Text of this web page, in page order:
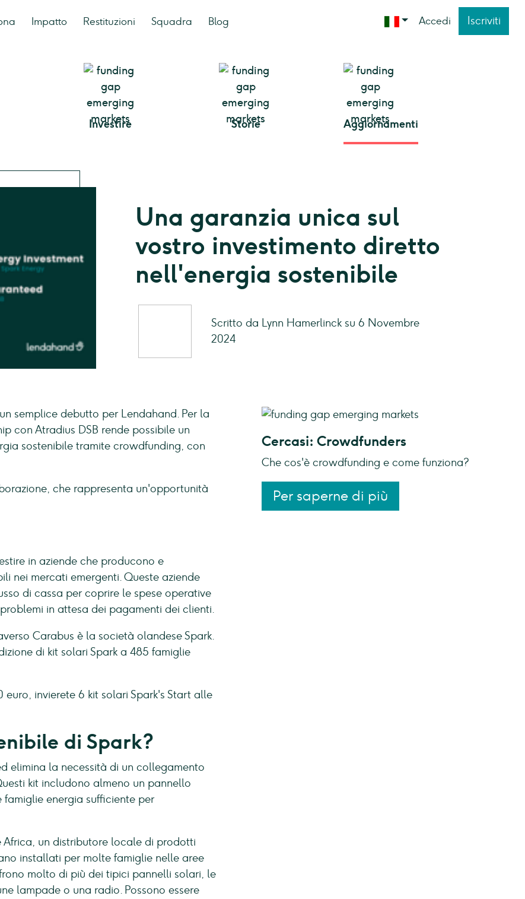
Impatto Restituzioni Squadra Blog Accedi Iscriviti
Investire Storie Aggiornamenti
Una garanzia unica sul
vostro investimento diretto
nell'energia sostenibile
Scritto da Lynn Hamerlinck su 6 Novembre
2024
semplice debutto per Lendahand. Per la
con Atradius DSB rende possibile un
sostenibile tramite crowdfunding, con
che rappresenta un'opportunità
in aziende che producono e
nei mercati emergenti. Queste aziende
di cassa per coprire le spese operative
in attesa dei pagamenti dei clienti.
Carabus è la società olandese Spark.
di kit solari Spark a 485 famiglie
euro, invierete 6 kit solari Spark's Start alle
di Spark?
elimina la necessità di un collegamento
kit includono almeno un pannello
energia sufficiente per
un distributore locale di prodotti
installati per molte famiglie nelle aree
molto di più dei tipici pannelli solari, le
lampade o una radio. Possono essere
Cercasi: Crowdfunders
Che cos'è crowdfunding e come funziona?
Per saperne di più